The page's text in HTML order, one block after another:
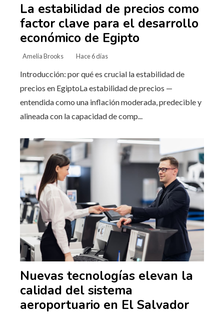
La estabilidad de precios como
factor clave para el desarrollo
económico de Egipto
Amelia Brooks Hace 6 días
Introducción: por qué es crucial la estabilidad de
precios en EgiptoLa estabilidad de precios —
entendida como una inflación moderada, predecible y
alineada con la capacidad de comp...
Nuevas tecnologías elevan la
calidad del sistema
aeroportuario en El Salvador